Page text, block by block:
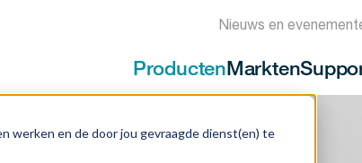
werken en de door jou gevraagde dienst(en) te
Nieuws en
ProductenMarkten